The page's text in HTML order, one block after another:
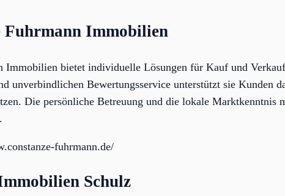
Fuhrmann Immobilien
Immobilien bietet individuelle Lösungen für Kauf und
unverbindlichen Bewertungsservice unterstützt sie Kunden
Die persönliche Betreuung und die lokale Marktkenntnis
fuhrmann.de/
Schulz